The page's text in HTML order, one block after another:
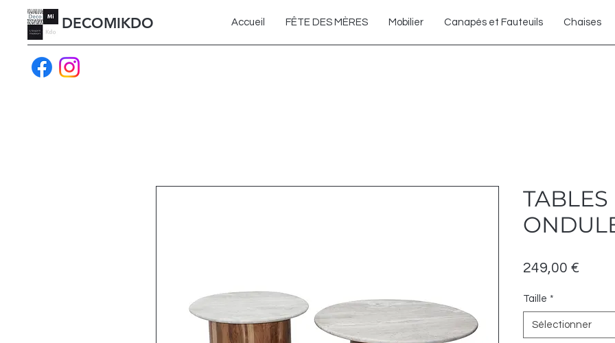
DECOMIKDO Accueil FÊTE DES MÈRES Mobilier Canapés et Fauteuils Chaises
TABLES
249,00 €
Taille *
Sélectionner